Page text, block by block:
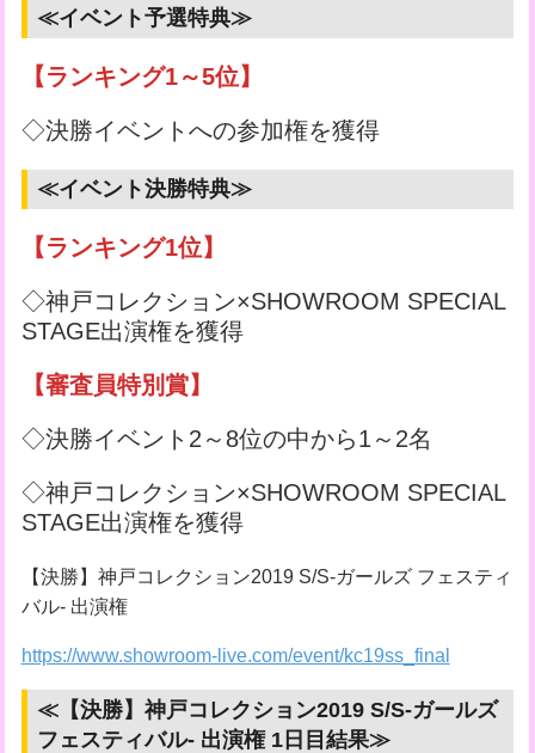
≪イベント予選特典≫
【ランキング1～5位】
◇決勝イベントへの参加権を獲得
≪イベント決勝特典≫
【ランキング1位】
◇神戸コレクション×SHOWROOM SPECIAL
STAGE出演権を獲得
【審査員特別賞】
◇決勝イベント2～8位の中から1～2名
◇神戸コレクション×SHOWROOM SPECIAL
STAGE出演権を獲得
【決勝】神戸コレクション2019 S/S-ガールズ フェスティ
バル- 出演権
https://www.showroom-live.com/event/kc19ss_final
≪【決勝】神戸コレクション2019 S/S-ガールズ
フェスティバル- 出演権 1日目結果≫